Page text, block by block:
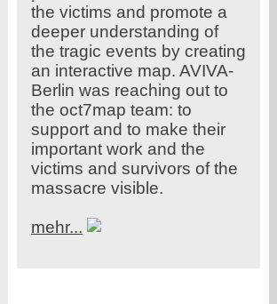
the victims and promote a
deeper understanding of
the tragic events by creating
an interactive map. AVIVA-
Berlin was reaching out to
the oct7map team: to
support and to make their
important work and the
victims and survivors of the
massacre visible.
mehr...